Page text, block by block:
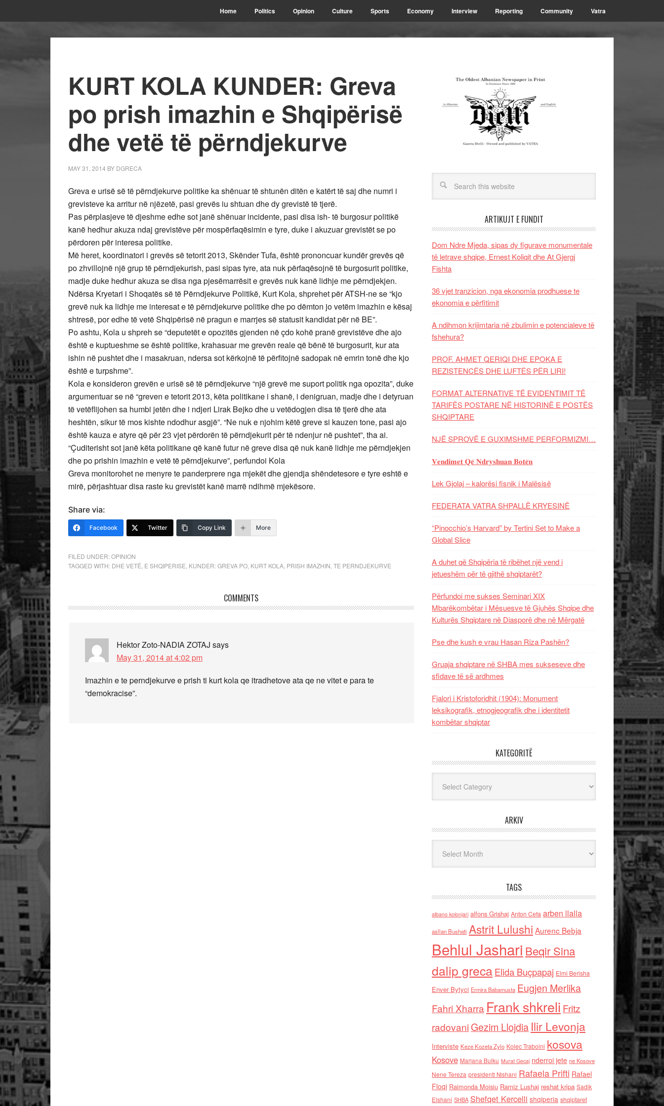
Home Politics Opinion Culture Sports Economy Interview Reporting Community Vatra
KURT KOLA KUNDER: Greva
po prish imazhin e Shqipërisë
dhe vetë të përndjekurve
MAY 31, 2014 BY DGRECA
Greva e urisë së të përndjekurve politike ka shënuar të shtunën ditën e katërt të saj dhe numri i
grevisteve ka arritur në njëzetë, pasi grevës iu shtuan dhe dy grevistë të tjerë.
Pas përplasjeve të djeshme edhe sot janë shënuar incidente, pasi disa ish- të burgosur politikë
kanë hedhur akuza ndaj grevistëve për mospërfaqësimin e tyre, duke i akuzuar grevistët se po
përdoren për interesa politike.
Më heret, koordinatori i grevës së tetorit 2013, Skënder Tufa, është prononcuar kundër grevës që
po zhvillojnë një grup të përndjekurish, pasi sipas tyre, ata nuk përfaqësojnë të burgosurit politike,
madje duke hedhur akuza se disa nga pjesëmarrësit e grevës nuk kanë lidhje me përndjekjen.
Ndërsa Kryetari i Shoqatës së të Përndjekurve Politikë, Kurt Kola, shprehet për ATSH-ne se “kjo
grevë nuk ka lidhje me interesat e të përndjekurve politike dhe po dëmton jo vetëm imazhin e kësaj
shtresë, por edhe të vetë Shqipërisë në pragun e marrjes së statusit kandidat për në BE”.
Po ashtu, Kola u shpreh se “deputetët e opozitës gjenden në çdo kohë pranë grevistëve dhe ajo
është e kuptueshme se është politike, krahasuar me grevën reale që bënë të burgosurit, kur ata
ishin në pushtet dhe i masakruan, ndersa sot kërkojnë të përfitojnë sadopak në emrin tonë dhe kjo
është e turpshme”.
Kola e konsideron grevën e urisë së të përndjekurve “një grevë me suport politik nga opozita”, duke
argumentuar se në “greven e tetorit 2013, këta politikane i shanë, i denigruan, madje dhe i detyruan
të vetëflijohen sa humbi jetën dhe i ndjeri Lirak Bejko dhe u vetëdogjen disa të tjerë dhe ata
heshtën, sikur të mos kishte ndodhur asgjë”. “Ne nuk e njohim këtë greve si kauzen tone, pasi ajo
është kauza e atyre që për 23 vjet përdorën të përndjekurit për të ndenjur në pushtet”, tha ai.
“Çuditerisht sot janë këta politikane që kanë futur në greve disa që nuk kanë lidhje me përndjekjen
dhe po prishin imazhin e vetë të përndjekurve”, perfundoi Kola
Greva monitorohet ne menyre te panderprere nga mjekët dhe gjendja shëndetesore e tyre eshtë e
mirë, përjashtuar disa raste ku grevistët kanë marrë ndihmë mjekësore.
Share via:
Facebook Twitter Copy Link More
FILED UNDER:OPINION
TAGGED WITH: DHE VETË E SHQIPERISE KUNDER: GREVA PO KURT KOLA PRISH IMAZHIN TE PERNDJEKURVE
COMMENTS
Hektor Zoto-NADIA ZOTAJ says
May 31, 2014 at 4:02 pm
Imazhin e te perndjekurve e prish ti kurt kola qe itradhetove ata qe ne vitet e para te
“demokracise”.
ARTIKUJT E FUNDIT
Dom Ndre Mjeda, sipas dy figurave monumentale
të letrave shqipe, Ernest Koliqit dhe At Gjergj
Fishta
36 vjet tranzicion, nga ekonomia prodhuese te
ekonomia e përfitimit
A ndihmon krijimtaria në zbulimin e potencialeve të
fshehura?
PROF. AHMET QERIQI DHE EPOKA E
REZISTENCЁS DHE LUFTЁS PЁR LIRI!
FORMAT ALTERNATIVE TË EVIDENTIMIT TË
TARIFËS POSTARE NË HISTORINË E POSTËS
SHQIPTARE
NJË SPROVË E GUXIMSHME PERFORMIZMI…
𝐕𝐞𝐧𝐝𝐢𝐦𝐞𝐭 𝐐𝐞̈ 𝐍𝐝𝐫𝐲𝐬𝐡𝐮𝐚𝐧 𝐁𝐨𝐭𝐞̈𝐧
Lek Gjolaj – kalorësi fisnik i Malësisë
FEDERATA VATRA SHPALLË KRYESINË
“Pinocchio’s Harvard” by Tertini Set to Make a
Global Slice
A duhet që Shqipëria të ribëhet një vend i
jetueshëm për të gjithë shqiptarët?
Përfundoi me sukses Seminari XIX
Mbarëkombëtar i Mësuesve të Gjuhës Shqipe dhe
Kulturës Shqiptare në Diasporë dhe në Mërgatë
Pse dhe kush e vrau Hasan Riza Pashën?
Gruaja shqiptare në SHBA mes sukseseve dhe
sfidave të së ardhmes
Fjalori i Kristoforidhit (1904): Monument
leksikografik, etnogjeografik dhe i identitetit
kombëtar shqiptar
KATEGORITË
ARKIV
TAGS
albano kolonjari alfons Grishaj Anton Cefa arben llalla
asllan Bushati Astrit Lulushi Aurenc Bebja
Behlul Jashari Beqir Sina
dalip grecaElida Buçpapaj Elmi Berisha
Enver Bytyci Ermira Babamusta Eugjen Merlika
Fahri Xharra Frank shkreli Fritz
radovaniGezim Llojdia Ilir Levonja
Interviste Keze Kozeta Zylo Kolec Traboini kosova
Kosove Marjana Bulku Murat Gecaj nderroi jete ne Kosove
Nene Tereza presidenti Nishani Rafaela Prifti Rafael
Floqi Raimonda Moisiu Ramiz Lushaj reshat kripa Sadik
Elshani SHBA Shefqet Kercelli shqiperia shqiptaret